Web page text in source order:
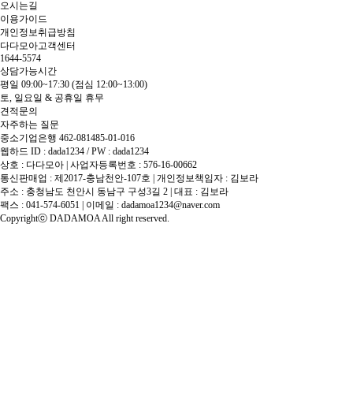
오시는길
이용가이드
개인정보취급방침
다다모아고객센터
1644-5574
상담가능시간
평일 09:00~17:30 (점심 12:00~13:00)
토, 일요일 & 공휴일 휴무
견적문의
자주하는 질문
중소기업은행 462-081485-01-016
웹하드 ID : dada1234 / PW : dada1234
상호 : 다다모아 | 사업자등록번호 : 576-16-00662
통신판매업 : 제2017-충남천안-107호 | 개인정보책임자 : 김보라
주소 : 충청남도 천안시 동남구 구성3길 2 | 대표 : 김보라
팩스 : 041-574-6051 | 이메일 : dadamoa1234@naver.com
Copyrightⓒ DADAMOA All right reserved.